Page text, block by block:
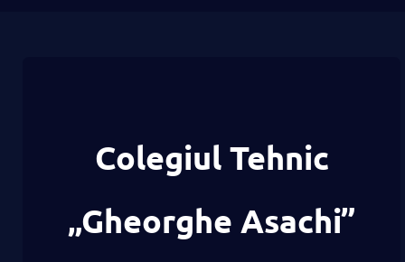
Colegiul Tehnic
„Gheorghe Asachi”